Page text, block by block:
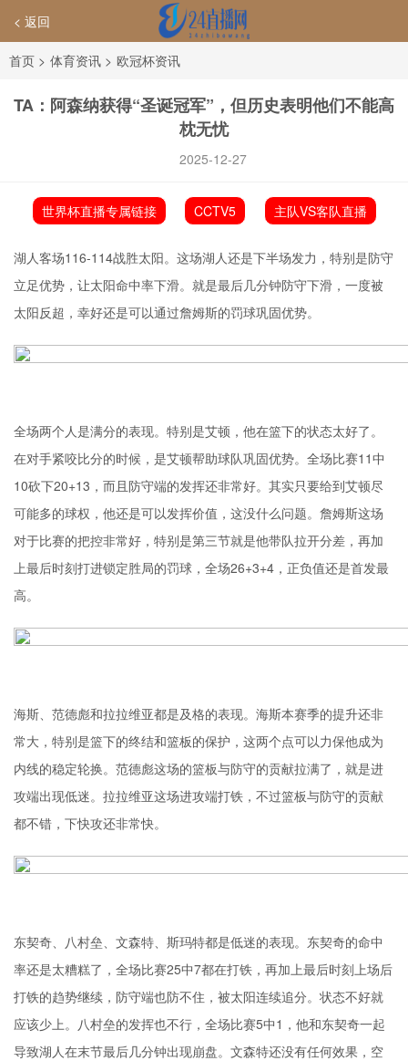
< 返回
首页 > 体育资讯 > 欧冠杯资讯
TA：阿森纳获得“圣诞冠军”，但历史表明他们不能高
枕无忧
2025-12-27
世界杯直播专属链接 CCTV5 主队VS客队直播
湖人客场116-114战胜太阳。这场湖人还是下半场发力，特别是防守
立足优势，让太阳命中率下滑。就是最后几分钟防守下滑，一度被
太阳反超，幸好还是可以通过詹姆斯的罚球巩固优势。
全场两个人是满分的表现。特别是艾顿，他在篮下的状态太好了。
在对手紧咬比分的时候，是艾顿帮助球队巩固优势。全场比赛11中
10砍下20+13，而且防守端的发挥还非常好。其实只要给到艾顿尽
可能多的球权，他还是可以发挥价值，这没什么问题。詹姆斯这场
对于比赛的把控非常好，特别是第三节就是他带队拉开分差，再加
上最后时刻打进锁定胜局的罚球，全场26+3+4，正负值还是首发最
高。
海斯、范德彪和拉拉维亚都是及格的表现。海斯本赛季的提升还非
常大，特别是篮下的终结和篮板的保护，这两个点可以力保他成为
内线的稳定轮换。范德彪这场的篮板与防守的贡献拉满了，就是进
攻端出现低迷。拉拉维亚这场进攻端打铁，不过篮板与防守的贡献
都不错，下快攻还非常快。
东契奇、八村垒、文森特、 斯玛特都是低迷的表现。东契奇的命中
率还是太糟糕了，全场比赛25中7都在打铁，再加上最后时刻上场后
打铁的趋势继续，防守端也防不住，被太阳连续追分。状态不好就
应该少上。八村垒的发挥也不行，全场比赛5中1，他和东契奇一起
导致湖人在末节最后几分钟出现崩盘。文森特还没有任何效果，空